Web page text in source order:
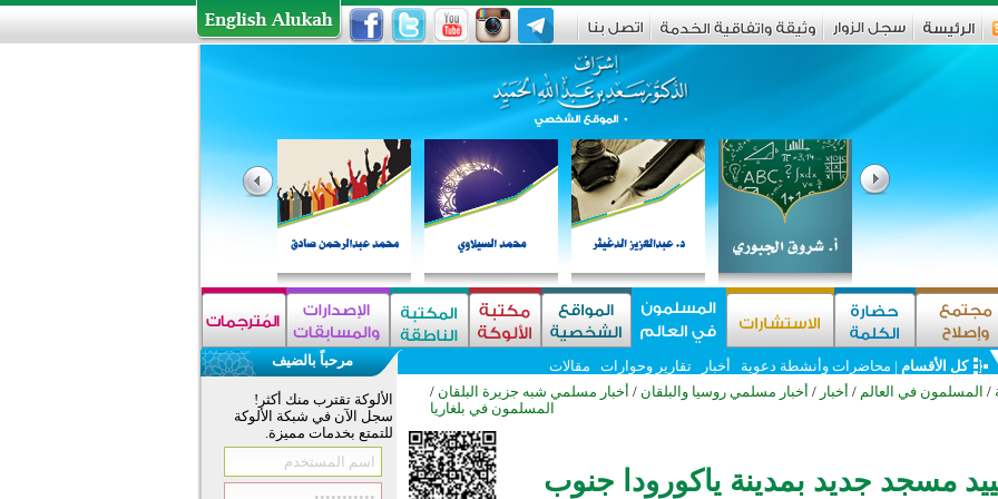
كل الأقسام | محاضرات وأنشطة دعوية أخبار تقارير وحوارات
مقالات
/ المسلمون في العالم / أخبار / أخبار مسلمي روسيا والبلقان / أخبار مسلمي شبه جزيرة البلقان /
المسلمون في بلغاريا
مسجد جديد بمدينة ياكورودا جنوب
مرحباً بالضيف
الألوكة تقترب منك أكثر!
سجل الآن في شبكة الألوكة
للتمتع بخدمات مميزة.